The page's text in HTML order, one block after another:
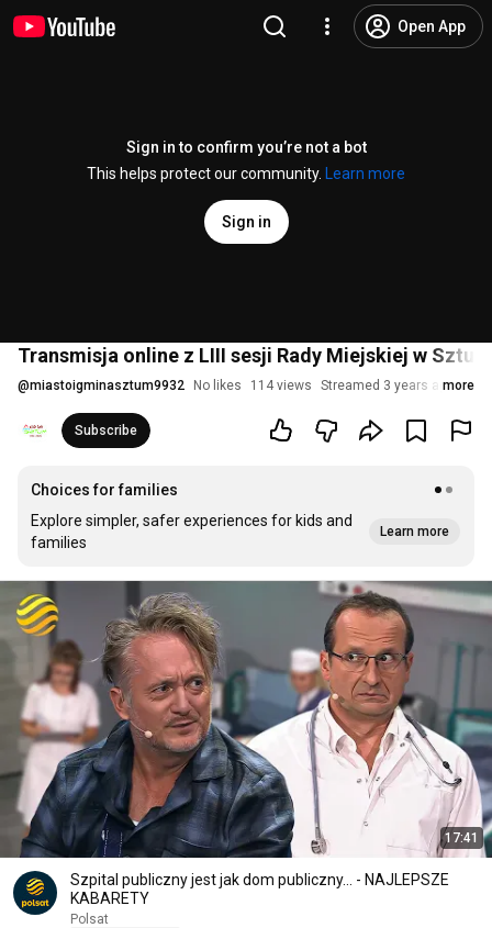
Open App
Sign in to confirm you’re not a bot
This helps protect our community.
Learn more
Sign in
Transmisja online z LIII sesji Rady Miejskiej w
@miastoigminasztum9932 No likes 114 views Streamed 3 years agomore
Subscribe
Choices for families
Explore simpler, safer experiences for kids and
families
Learn more
17:41
Szpital publiczny jest jak dom publiczny... - NAJLEPSZE
KABARETY
Polsat